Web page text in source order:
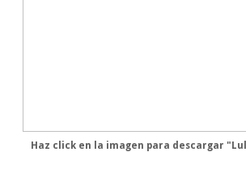
Haz click en la imagen para descargar